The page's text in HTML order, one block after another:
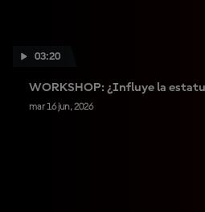
03:20
WORKSHOP: ¿Influye la
mar 16 jun, 2026